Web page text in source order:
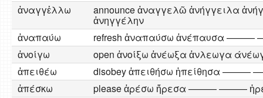
ἀναγγἐλλω
announce ἀναγγελῶ ἀνήγγειλα
ἀνηγγέλην
ἀναπαύω
refresh ἀναπαύσω ἀνέπαυσα ———
ἀνοίγω
open ἀνοίξω ἀνέωξα ἀνλεωγα
ἀπειθέω
disobey ἀπειθήσω ἠπείθησα
ἀπέσκω
please ἀρέσω ἤρεσα ——— ———